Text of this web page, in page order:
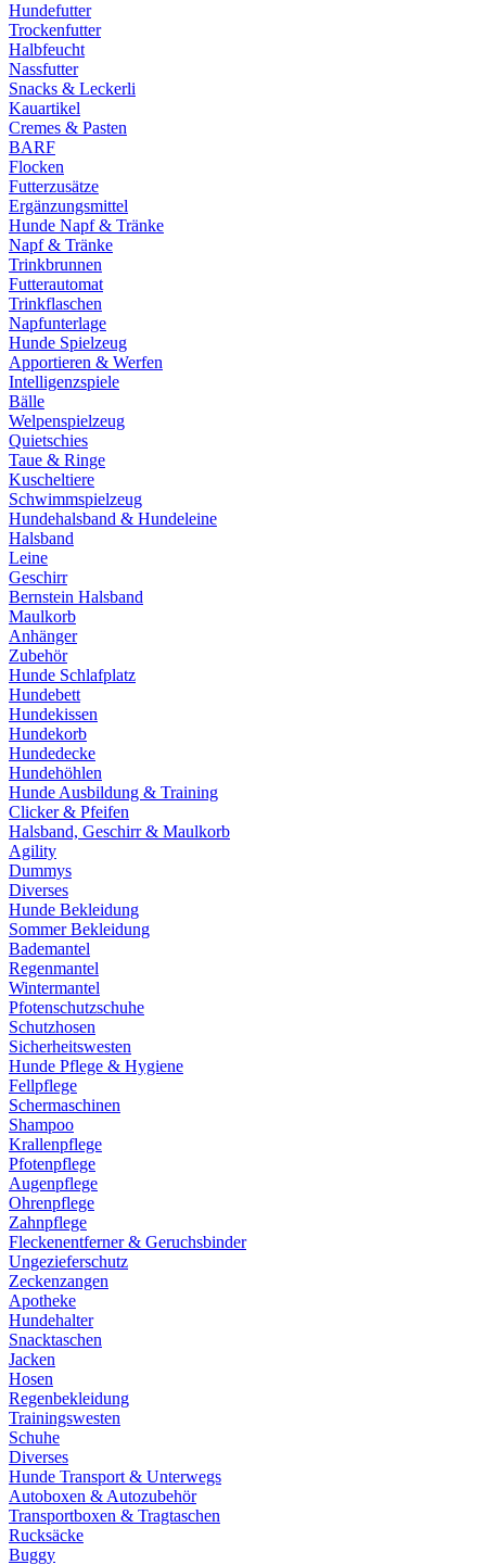
Hundefutter
Trockenfutter
Halbfeucht
Nassfutter
Snacks & Leckerli
Kauartikel
Cremes & Pasten
BARF
Flocken
Futterzusätze
Ergänzungsmittel
Hunde Napf & Tränke
Napf & Tränke
Trinkbrunnen
Futterautomat
Trinkflaschen
Napfunterlage
Hunde Spielzeug
Apportieren & Werfen
Intelligenzspiele
Bälle
Welpenspielzeug
Quietschies
Taue & Ringe
Kuscheltiere
Schwimmspielzeug
Hundehalsband & Hundeleine
Halsband
Leine
Geschirr
Bernstein Halsband
Maulkorb
Anhänger
Zubehör
Hunde Schlafplatz
Hundebett
Hundekissen
Hundekorb
Hundedecke
Hundehöhlen
Hunde Ausbildung & Training
Clicker & Pfeifen
Halsband, Geschirr & Maulkorb
Agility
Dummys
Diverses
Hunde Bekleidung
Sommer Bekleidung
Bademantel
Regenmantel
Wintermantel
Pfotenschutzschuhe
Schutzhosen
Sicherheitswesten
Hunde Pflege & Hygiene
Fellpflege
Schermaschinen
Shampoo
Krallenpflege
Pfotenpflege
Augenpflege
Ohrenpflege
Zahnpflege
Fleckenentferner & Geruchsbinder
Ungezieferschutz
Zeckenzangen
Apotheke
Hundehalter
Snacktaschen
Jacken
Hosen
Regenbekleidung
Trainingswesten
Schuhe
Diverses
Hunde Transport & Unterwegs
Autoboxen & Autozubehör
Transportboxen & Tragtaschen
Rucksäcke
Buggy